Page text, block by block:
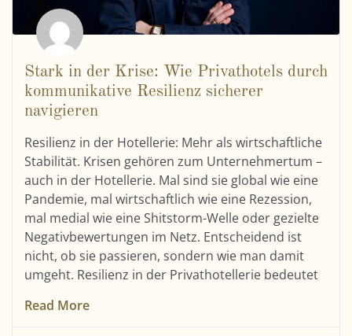
Stark in der Krise: Wie Privathotels durch
kommunikative Resilienz sicherer
navigieren
Resilienz in der Hotellerie: Mehr als wirtschaftliche
Stabilität. Krisen gehören zum Unternehmertum –
auch in der Hotellerie. Mal sind sie global wie eine
Pandemie, mal wirtschaftlich wie eine Rezession,
mal medial wie eine Shitstorm-Welle oder gezielte
Negativbewertungen im Netz. Entscheidend ist
nicht, ob sie passieren, sondern wie man damit
umgeht. Resilienz in der Privathotellerie bedeutet
Read More